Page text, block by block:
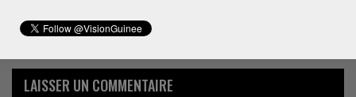
LAISSER UN COMMENTAIRE